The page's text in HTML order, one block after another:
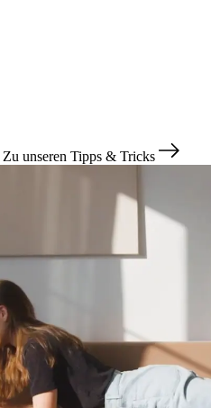
Zu unseren Tipps & Tricks